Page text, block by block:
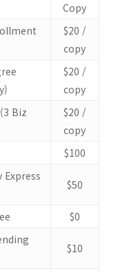
Copy
$20 /
copy
$20 /
copy
Biz
$20 /
copy
$100
Express
$50
$0
$10